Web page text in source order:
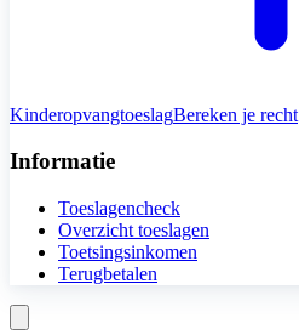
KinderopvangtoeslagBereken je recht
Informatie
Toeslagencheck
Overzicht toeslagen
Toetsingsinkomen
Terugbetalen